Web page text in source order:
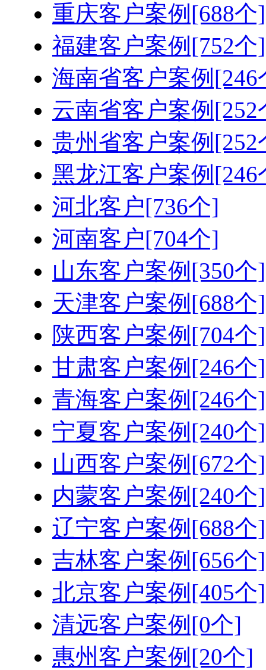
重庆客户案例[688个]
福建客户案例[752个]
海南省客户案例[246
云南省客户案例[252
贵州省客户案例[252
黑龙江客户案例[246
河北客户[736个]
河南客户[704个]
山东客户案例[350个]
天津客户案例[688个]
陕西客户案例[704个]
甘肃客户案例[246个]
青海客户案例[246个]
宁夏客户案例[240个]
山西客户案例[672个]
内蒙客户案例[240个]
辽宁客户案例[688个]
吉林客户案例[656个]
北京客户案例[405个]
清远客户案例[0个]
惠州客户案例[20个]